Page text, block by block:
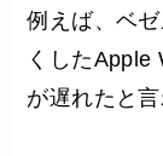
例えば、ベ
くしたApple
が遅れたと言